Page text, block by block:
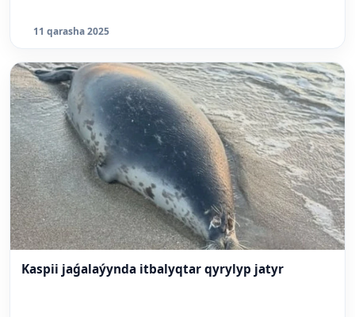
11 qarasha 2025
Kaspii jaǵalaýynda itbalyqtar qyrylyp jatyr